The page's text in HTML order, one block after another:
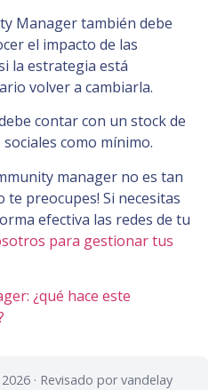
Manager también debe
el impacto de las
la estrategia está
volver a cambiarla.
contar con un stock de
como mínimo.
manager no es tan
te preocupes! Si necesitas
efectiva las redes de tu
para gestionar tus
¿qué hace este
· Revisado por vandelay